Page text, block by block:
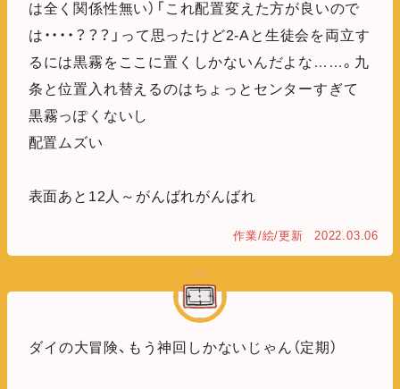
は全く関係性無い）「これ配置変えた方が良いので
は・・・・？？？」って思ったけど2-Aと生徒会を両立す
るには黒霧をここに置くしかないんだよな……。九
条と位置入れ替えるのはちょっとセンターすぎて
黒霧っぽくないし
配置ムズい
表面あと12人～がんばれがんばれ
作業/絵/更新 2022.03.06
ダイの大冒険、もう神回しかないじゃん（定期）